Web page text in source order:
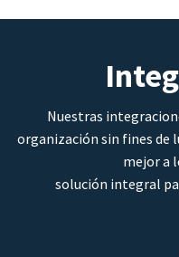
Nuestras
organización sin fines
mejor a
solución integral